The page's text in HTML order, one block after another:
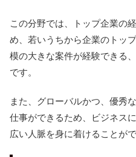
この分野では、トップ企業の
め、若いうちから企業のトッ
模の大きな案件が経験できる
です。
また、グローバルかつ、優秀
仕事ができるため、ビジネス
広い人脈を身に着けることがで